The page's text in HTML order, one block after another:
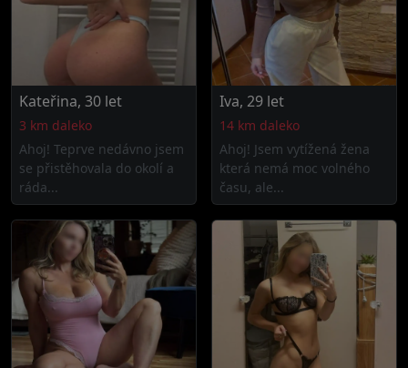
Kateřina, 30 let
3 km daleko
Ahoj! Teprve nedávno jsem
se přistěhovala do okolí a
ráda...
Iva, 29 let
14 km daleko
Ahoj! Jsem vytížená žena
která nemá moc volného
času, ale...